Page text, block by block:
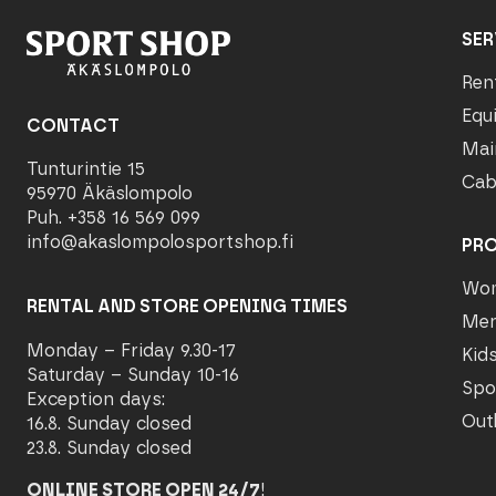
CONTACT
Tunturintie 15
95970 Äkäslompolo
Puh. +358 16 569 099
info@akaslompolosportshop.fi
RENTAL AND STORE OPENING TIMES
Monday – Friday 9.30-17
Saturday – Sunday 10-16
Exception days:
16.8. Sunday closed
23.8. Sunday closed
ONLINE STORE OPEN 24/7!
Kids